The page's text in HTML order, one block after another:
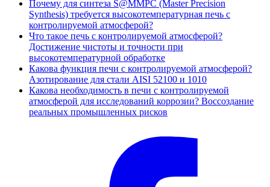
Почему для синтеза S@MMPC (Master Precision
Synthesis) требуется высокотемпературная печь с
контролируемой атмосферой?
Что такое печь с контролируемой атмосферой?
Достижение чистоты и точности при
высокотемпературной обработке
Какова функция печи с контролируемой атмосферой?
Азотирование для стали AISI 52100 и 1010
Какова необходимость в печи с контролируемой
атмосферой для исследований коррозии? Воссоздание
реальных промышленных рисков